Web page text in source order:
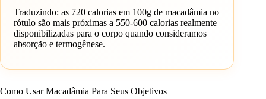
Traduzindo: as 720 calorias em 100g de macadâmia no
rótulo são mais próximas a 550-600 calorias realmente
disponibilizadas para o corpo quando consideramos
absorção e termogênese.
Como Usar Macadâmia Para Seus Objetivos